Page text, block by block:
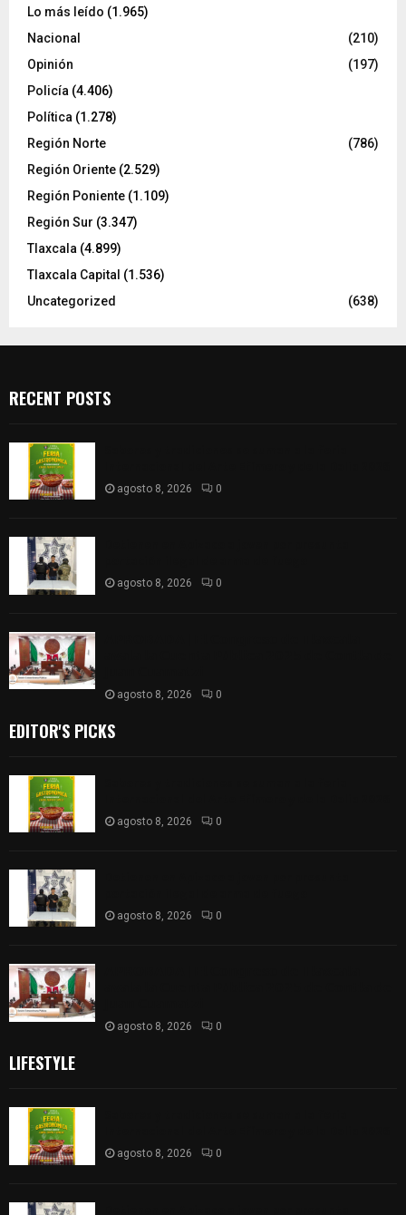
Lo más leído (1.965)
Nacional
(210)
Opinión
(197)
Policía (4.406)
Política (1.278)
Región Norte
(786)
Región Oriente (2.529)
Región Poniente (1.109)
Región Sur (3.347)
Tlaxcala (4.899)
Tlaxcala Capital (1.536)
Uncategorized
(638)
RECENT POSTS
agosto 8, 2026 0
agosto 8, 2026 0
agosto 8, 2026 0
EDITOR'S PICKS
agosto 8, 2026 0
agosto 8, 2026 0
agosto 8, 2026 0
LIFESTYLE
agosto 8, 2026 0